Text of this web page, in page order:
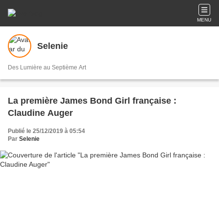
MENU
Selenie
Des Lumière au Septième Art
La première James Bond Girl française :
Claudine Auger
Publié le 25/12/2019 à 05:54
Par Selenie